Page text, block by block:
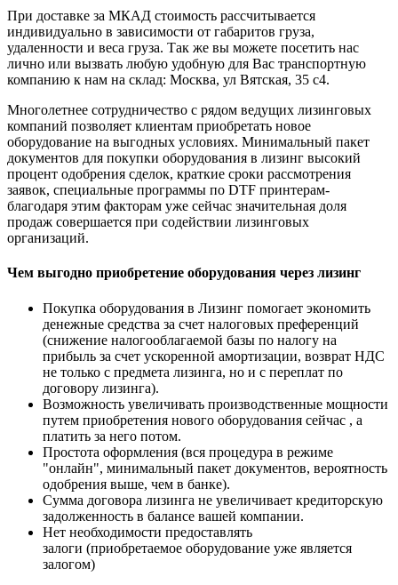
При доставке за МКАД стоимость рассчитывается
индивидуально в зависимости от габаритов груза,
удаленности и веса груза. Так же вы можете посетить нас
лично или вызвать любую удобную для Вас транспортную
компанию к нам на склад: Москва, ул Вятская, 35 c4.
Многолетнее сотрудничество с рядом ведущих лизинговых
компаний позволяет клиентам приобретать новое
оборудование на выгодных условиях. Минимальный пакет
документов для покупки оборудования в лизинг высокий
процент одобрения сделок, краткие сроки рассмотрения
заявок, специальные программы по DTF принтерам-
благодаря этим факторам уже сейчас значительная доля
продаж совершается при содействии лизинговых
организаций.
Чем выгодно приобретение оборудования через лизинг
Покупка оборудования в Лизинг помогает экономить
денежные средства за счет налоговых преференций
(снижение налогооблагаемой базы по налогу на
прибыль за счет ускоренной амортизации, возврат НДС
не только с предмета лизинга, но и с переплат по
договору лизинга).
Возможность увеличивать производственные мощности
путем приобретения нового оборудования сейчас , а
платить за него потом.
Простота оформления (вся процедура в режиме
"онлайн", минимальный пакет документов, вероятность
одобрения выше, чем в банке).
Сумма договора лизинга не увеличивает кредиторскую
задолженность в балансе вашей компании.
Нет необходимости предоставлять
залоги (приобретаемое оборудование уже является
залогом)